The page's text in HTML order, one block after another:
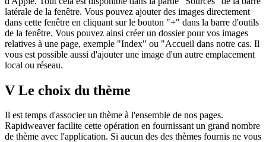
latérale de la fenêtre. Vous pouvez ajouter des images directement
dans cette fenêtre en cliquant sur le bouton "+" dans la barre d'outils
de la fenêtre. Vous pouvez ainsi créer un dossier pour vos images
relatives à une page, exemple "Index" ou "Accueil dans notre cas. Il
vous est possible aussi d'ajouter une image d'un autre emplacement
local ou réseau.
V Le choix du thème
Il est temps d'associer un thème à l'ensemble de nos pages.
Rapidweaver facilite cette opération en fournissant un grand nombre
de thème avec l'application. Si aucun des des thèmes fournis ne vous